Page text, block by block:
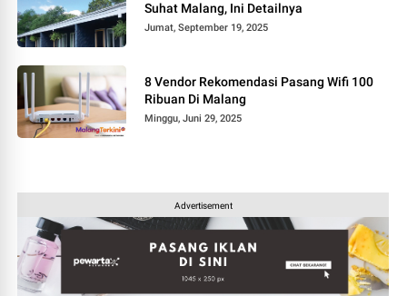
Suhat Malang, Ini Detailnya
Jumat, September 19, 2025
8 Vendor Rekomendasi Pasang Wifi 100
Ribuan Di Malang
Minggu, Juni 29, 2025
Advertisement